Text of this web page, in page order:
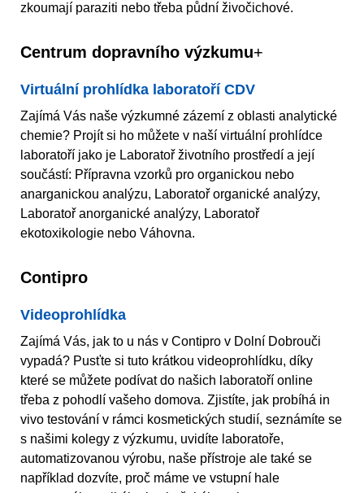
zkoumají paraziti nebo třeba půdní živočichové.
Centrum dopravního výzkumu+
Virtuální prohlídka laboratoří CDV
Zajímá Vás naše výzkumné zázemí z oblasti analytické
chemie? Projít si ho můžete v naší virtuální prohlídce
laboratoří jako je Laboratoř životního prostředí a její
součástí: Přípravna vzorků pro organickou nebo
anarganickou analýzu, Laboratoř organické analýzy,
Laboratoř anorganické analýzy, Laboratoř
ekotoxikologie nebo Váhovna.
Contipro
Videoprohlídka
Zajímá Vás, jak to u nás v Contipro v Dolní Dobrouči
vypadá? Pusťte si tuto krátkou videoprohlídku, díky
které se můžete podívat do našich laboratoří online
třeba z pohodlí vašeho domova. Zjistíte, jak probíhá in
vivo testování v rámci kosmetických studií, seznámíte se
s našimi kolegy z výzkumu, uvidíte laboratoře,
automatizovanou výrobu, naše přístroje ale také se
například dozvíte, proč máme ve vstupní hale